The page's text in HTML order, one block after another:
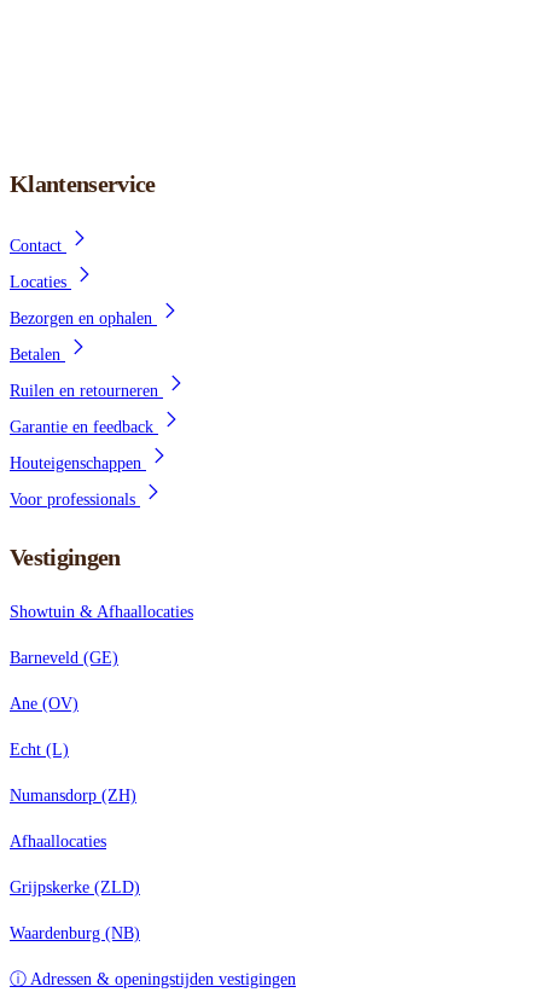
Klantenservice
Contact
Locaties
Bezorgen en ophalen
Betalen
Ruilen en retourneren
Garantie en feedback
Houteigenschappen
Voor professionals
Vestigingen
Showtuin & Afhaallocaties
Barneveld (GE)
Ane (OV)
Echt (L)
Numansdorp (ZH)
Afhaallocaties
Grijpskerke (ZLD)
Waardenburg (NB)
ⓘ Adressen & openingstijden vestigingen